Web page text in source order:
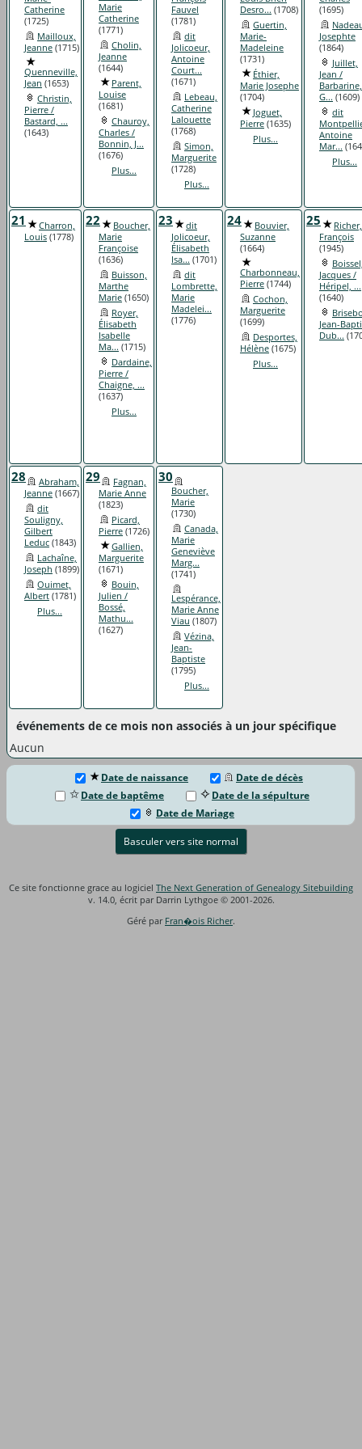
Catherine
(1725)
Mailloux,
Jeanne (1715)
Quenneville,
Jean (1653)
Christin,
Pierre /
Bastard, ...
(1643)
Marie
Catherine
(1771)
Cholin,
Jeanne
(1644)
Parent,
Louise
(1681)
Chauroy,
Charles /
Bonnin, J...
(1676)
Plus...
Fauvel
(1781)
dit
Jolicoeur,
Antoine
Court...
(1671)
Lebeau,
Catherine
Lalouette
(1768)
Simon,
Marguerite
(1728)
Plus...
Desro... (1708)
Guertin,
Marie-
Madeleine
(1731)
Éthier,
Marie Josephe
(1704)
Joguet,
Pierre (1635)
Plus...
(1695)
Josephte
(1864)
Juillet,
Jean /
Barbarine,
G... (1609)
dit
Antoine
Mar...
Plus...
21
Charron,
Louis (1778)
22
Boucher,
Marie
Françoise
(1636)
Buisson,
Marthe
Marie (1650)
Royer,
Élisabeth
Isabelle
Ma... (1715)
Dardaine,
Pierre /
Chaigne, ...
(1637)
Plus...
23
dit
Jolicoeur,
Élisabeth
Isa... (1701)
dit
Lombrette,
Marie
Madelei...
(1776)
24
Bouvier,
Suzanne
(1664)
Charbonneau,
Pierre (1744)
Cochon,
Marguerite
(1699)
Desportes,
Hélène (1675)
Plus...
25
Richer,
François
(1945)
Jacques /
Héripel, ...
(1640)
Jean-
Dub...
28
Abraham,
Jeanne (1667)
dit
Souligny,
Gilbert
Leduc (1843)
Lachaîne,
Joseph (1899)
Ouimet,
Albert (1781)
Plus...
29
Fagnan,
Marie Anne
(1823)
Picard,
Pierre (1726)
Gallien,
Marguerite
(1671)
Bouin,
Julien /
Bossé,
Mathu...
(1627)
30
Boucher,
Marie
(1730)
Canada,
Marie
Geneviève
Marg...
(1741)
Lespérance,
Marie Anne
Viau (1807)
Vézina,
Jean-
Baptiste
(1795)
Plus...
événements de ce mois non associés à un jour spécifique
Aucun
Date de naissance
Date de décès
Date de baptême
Date de la sépulture
Date de Mariage
Basculer vers site normal
Ce site fonctionne grace au logiciel The Next Generation of Genealogy Sitebuilding
v. 14.0, écrit par Darrin Lythgoe © 2001-2026.
Géré par Fran�ois Richer.